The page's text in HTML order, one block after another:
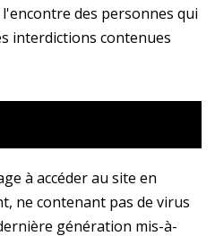
des personnes qui
interdictions contenues
à accéder au site en
ne contenant pas de virus
génération mis-à-